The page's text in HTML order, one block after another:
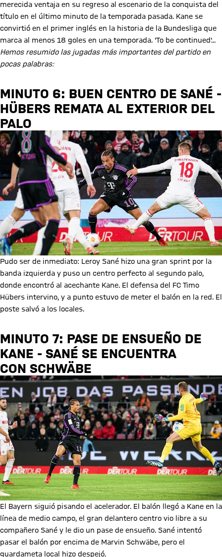
merecida ventaja en su regreso al escenario de la conquista del
título en el último minuto de la temporada pasada. Kane se
convirtió en el primer inglés en la historia de la Bundesliga que
marca al menos 18 goles en una temporada. 'To be continued'...
Hemos resumido las jugadas más importantes del partido en
pocas palabras:
MINUTO 6: BUEN CENTRO DE SANÉ -
HÜBERS REMATA AL EXTERIOR DEL
PALO
Pudo ser de inmediato: Leroy Sané hizo una gran sprint por la
banda izquierda y puso un centro perfecto al segundo palo,
donde encontró al acechante Kane. El defensa del FC Timo
Hübers intervino, y a punto estuvo de meter el balón en la red. El
poste salvó a los locales.
MINUTO 7: PASE DE ENSUEÑO DE
KANE - SANÉ SE ENCUENTRA
CON SCHWÄBE
El Bayern siguió pisando el acelerador. El balón llegó a Kane en la
línea de medio campo, el gran delantero centro vio libre a su
compañero Sané y le dio un pase de ensueño. Sané intentó
pasar el balón por encima de Marvin Schwäbe, pero el
guardameta local hizo despejó.